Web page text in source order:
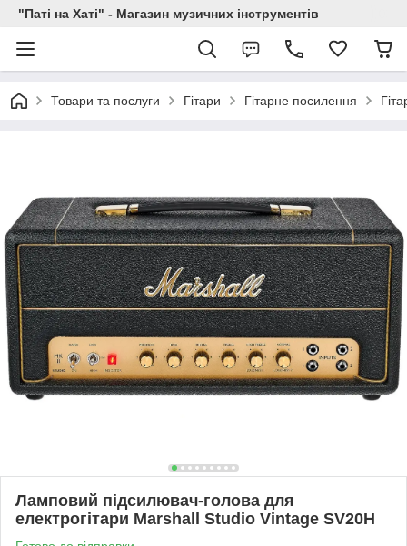
"Паті на Хаті" - Магазин музичних інструментів
Товари та послуги Гітари Гітарне посилення
Ламповий підсилювач-голова для
електрогітари Marshall Studio Vintage SV20H